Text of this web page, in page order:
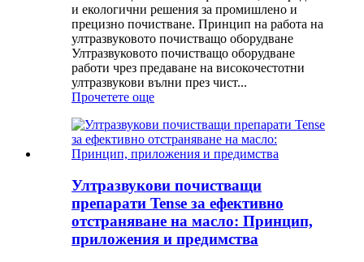
и екологични решения за промишлено и
прецизно почистване. Принцип на работа на
ултразвуковото почистващо оборудване
Ултразвуковото почистващо оборудване
работи чрез предаване на високочестотни
ултразвукови вълни през чист...
Прочетете още
Ултразвукови почистващи
препарати Tense за ефективно
отстраняване на масло: Принцип,
приложения и предимства